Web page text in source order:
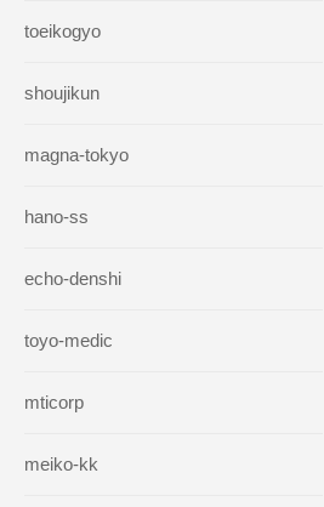
toeikogyo
shoujikun
magna-tokyo
hano-ss
echo-denshi
toyo-medic
mticorp
meiko-kk